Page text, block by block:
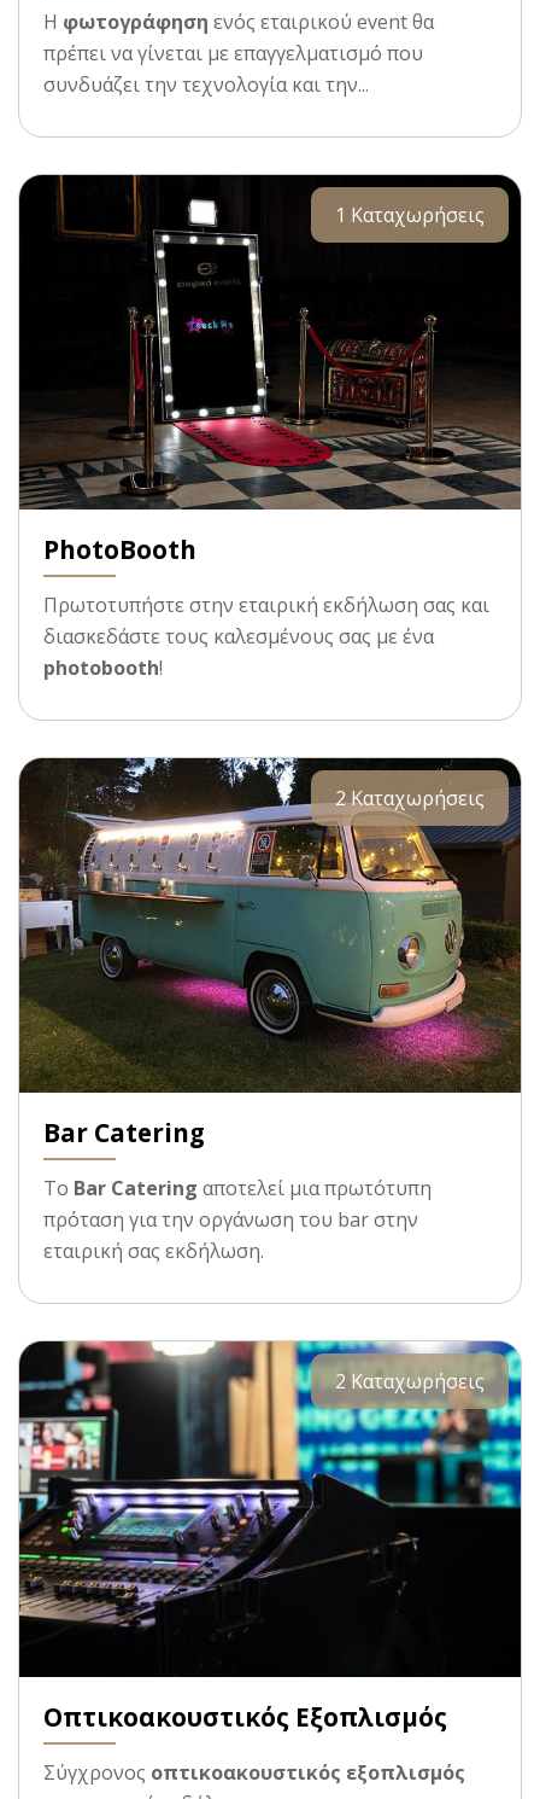
Η φωτογράφηση ενός εταιρικού event θα
πρέπει να γίνεται με επαγγελματισμό που
συνδυάζει την τεχνολογία και την...
1 Καταχωρήσεις
PhotoBooth
Πρωτοτυπήστε στην εταιρική εκδήλωση σας και
διασκεδάστε τους καλεσμένους σας με ένα
photobooth!
2 Καταχωρήσεις
Bar Catering
Το Bar Catering αποτελεί μια πρωτότυπη
πρόταση για την οργάνωση του bar στην
εταιρική σας εκδήλωση.
2 Καταχωρήσεις
Οπτικοακουστικός Εξοπλισμός
Σύγχρονος οπτικοακουστικός εξοπλισμός